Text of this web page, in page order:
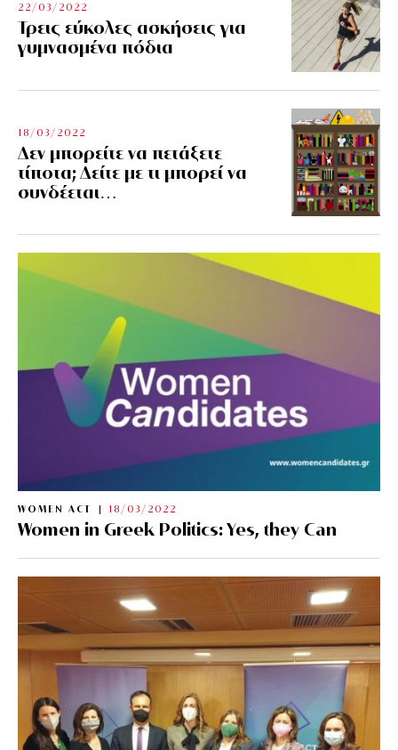
22/03/2022
Τρεις εύκολες ασκήσεις για
γυμνασμένα πόδια
18/03/2022
Δεν μπορείτε να πετάξετε
τίποτα; Δείτε με τι μπορεί να
συνδέεται…
WOMEN ACT 18/03/2022
Women in Greek Politics: Yes, they Can